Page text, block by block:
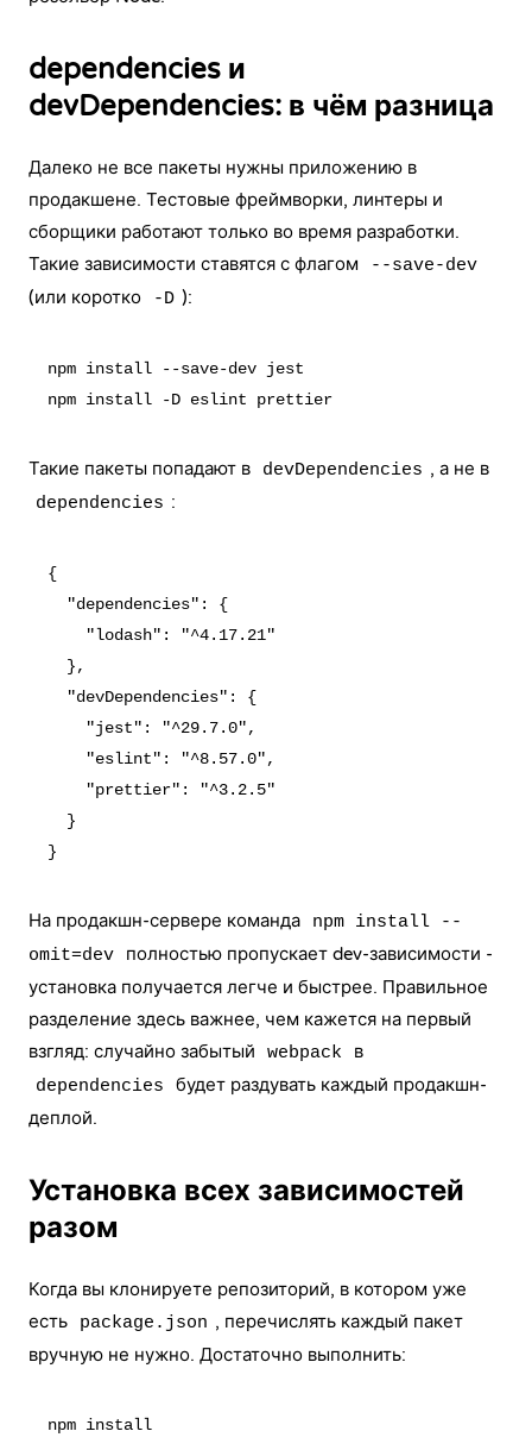
dependencies и
devDependencies: в чём разница
Далеко не все пакеты нужны приложению в
продакшене. Тестовые фреймворки, линтеры и
сборщики работают только во время разработки.
Такие зависимости ставятся с флагом
--save-dev
(или коротко -D ):
npm install --save-dev jest
Такие пакеты попадают в devDependencies , а не в
dependencies :
{
  "dependencies": {
    "lodash": "^4.17.21"
  },
  "devDependencies": {
    "jest": "^29.7.0",
    "eslint": "^8.57.0",
    "prettier": "^3.2.5"
  }
На продакшн-сервере команда
npm install --
omit=dev
полностью пропускает dev-зависимости -
установка получается легче и быстрее. Правильное
разделение здесь важнее, чем кажется на первый
взгляд: случайно забытый
webpack в
dependencies
будет раздувать каждый продакшн-
деплой.
Установка всех зависимостей
разом
Когда вы клонируете репозиторий, в котором уже
есть
package.json , перечислять каждый пакет
вручную не нужно. Достаточно выполнить: